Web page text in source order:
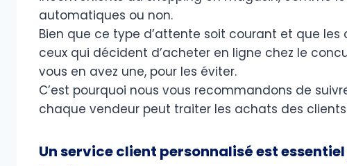
automatiques ou non.
Bien que ce type d’attente soit courant et que
ceux qui décident d’acheter en ligne chez le
vous en avez une, pour les éviter.
C’est pourquoi nous vous recommandons de
chaque vendeur peut traiter les achats des
Un service client personnalisé est